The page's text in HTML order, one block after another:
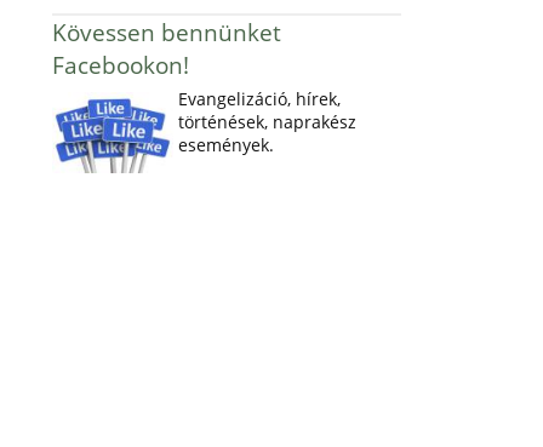
Kövessen bennünket
Facebookon!
Evangelizáció, hírek,
történések, naprakész
események.